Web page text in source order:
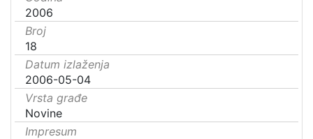
2006
Broj
18
Datum izlaženja
2006-05-04
Vrsta građe
Novine
Impresum